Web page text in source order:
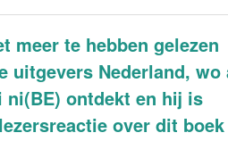
meer te hebben gelezen
uitgevers Nederland, wo
ni(BE) ontdekt en hij is
over dit boek